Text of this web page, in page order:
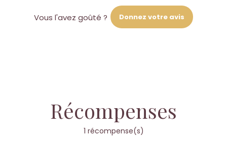
Vous l'avez goûté ? Donnez votre avis
Récompenses
1 récompense(s)